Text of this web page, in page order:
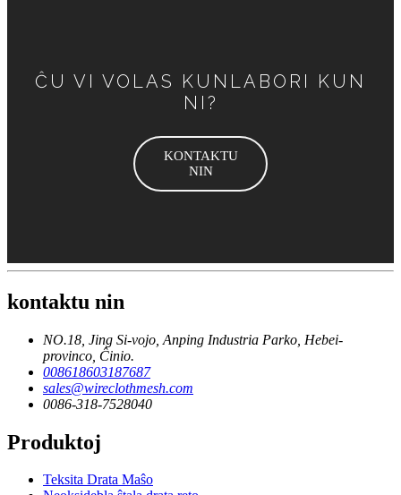
ĈU VI VOLAS KUNLABORI KUN
NI?
KONTAKTU
NIN
kontaktu nin
NO.18, Jing Si-vojo, Anping Industria Parko, Hebei-
provinco, Ĉinio.
008618603187687
sales@wireclothmesh.com
0086-318-7528040
Produktoj
Teksita Drata Maŝo